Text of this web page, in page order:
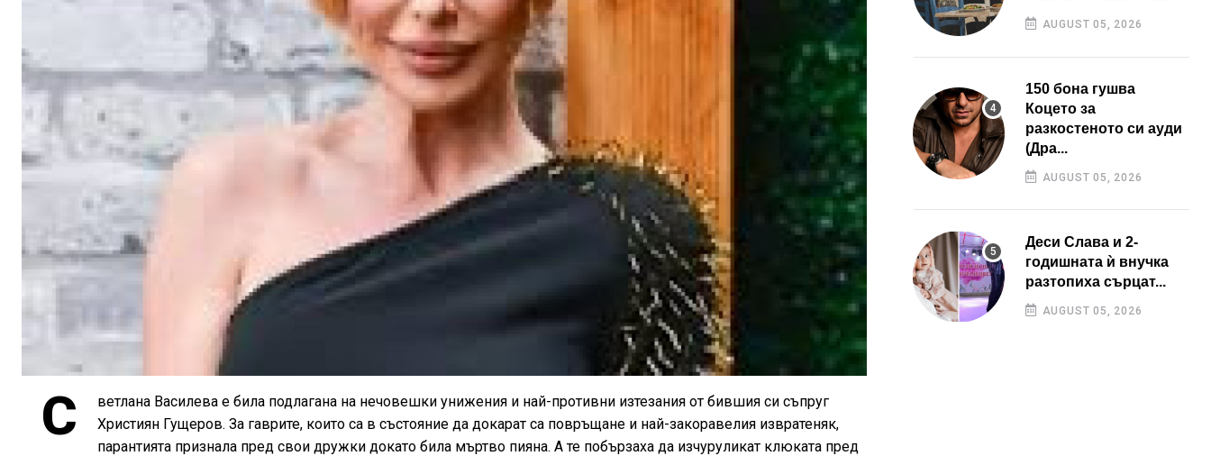
С
ветлана Василева е била подлагана на нечовешки унижения и най-противни изтезания от бившия си съпруг
Християн Гущеров. За гаврите, които са в състояние да докарат са повръщане и най-закоравелия извратеняк,
парантията признала пред свои дружки докато била мъртво пияна. А те побързаха да изчуруликат клюката пред
AUGUST 05, 2026
150 бона гушва
Коцето за
разкостеното си ауди
(Дра...
AUGUST 05, 2026
Деси Слава и 2-
годишната ѝ внучка
разтопиха сърцат...
AUGUST 05, 2026